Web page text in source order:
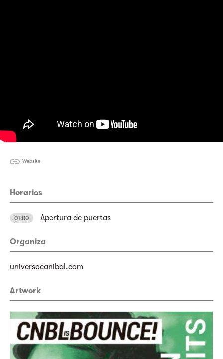
Website
Horarios
01:00 Apertura de puertas
Organiza
universocanibal.com
Artwork